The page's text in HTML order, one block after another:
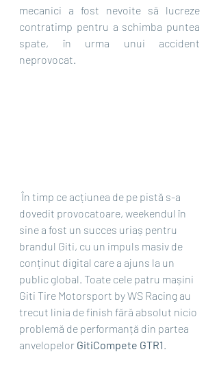
mecanici a fost nevoite să lucreze
contratimp pentru a schimba puntea
spate, în urma unui accident
neprovocat.
dovedit provocatoare, weekendul în
sine a fost un succes uriaș pentru
brandul Giti, cu un impuls masiv de
conținut digital care a ajuns la un
public global. Toate cele patru mașini
Giti Tire Motorsport by WS Racing au
trecut linia de finish fără absolut nicio
problemă de performanță din partea
anvelopelor GitiCompete GTR1.